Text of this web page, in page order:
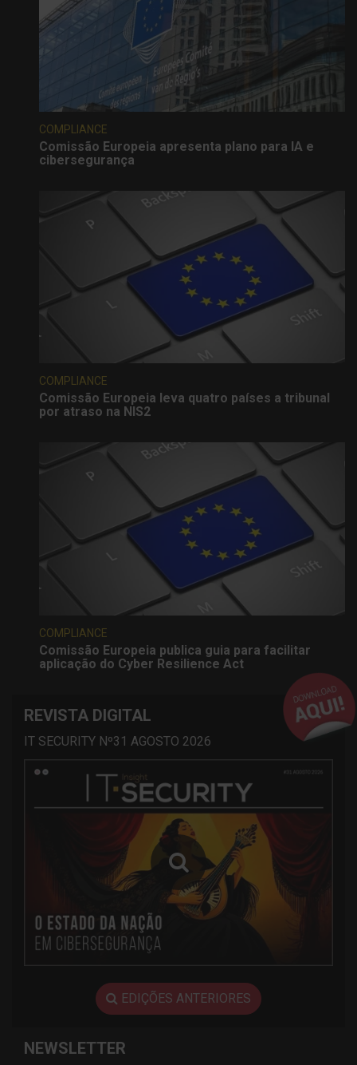
COMPLIANCE
Comissão Europeia apresenta plano para IA e
cibersegurança
COMPLIANCE
Comissão Europeia leva quatro países a tribunal
por atraso na NIS2
COMPLIANCE
Comissão Europeia publica guia para facilitar
aplicação do Cyber Resilience Act
REVISTA DIGITAL
IT SECURITY Nº31 AGOSTO 2026
EDIÇÕES ANTERIORES
NEWSLETTER